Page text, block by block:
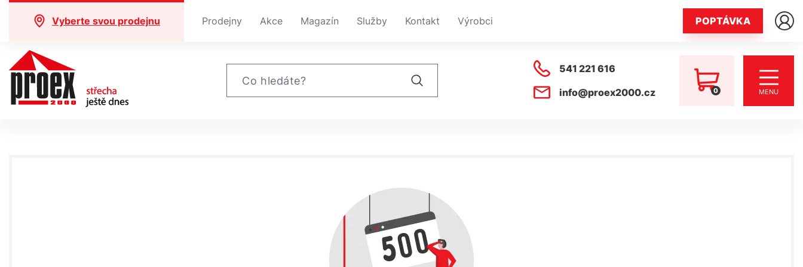
Vyberte svou prodejnu Prodejny Akce Magazín Služby Kontakt Výrobci POPTÁVKA
541 221 616
info@proex2000.cz
0 MENU